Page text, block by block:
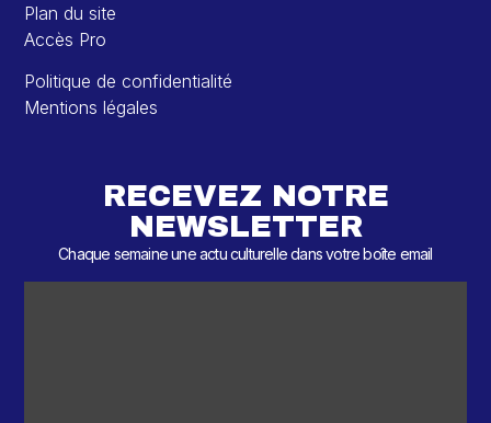
Plan du site
Accès Pro
Politique de confidentialité
Mentions légales
RECEVEZ NOTRE
NEWSLETTER
Chaque semaine une actu culturelle dans votre boîte email